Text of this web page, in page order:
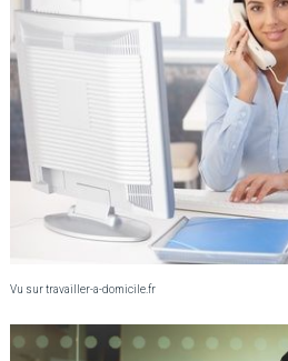
Vu sur travailler-a-domicile.fr